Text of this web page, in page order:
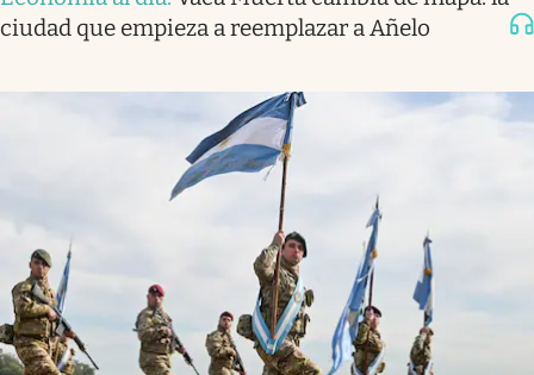
ciudad que empieza a reemplazar a Añelo